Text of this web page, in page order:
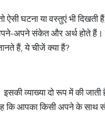
घटना या वस्तुएं भी दिखती
अपने संकेत और अर्थ होते हैं।
हैं, ये चीजें क्या हैं?
व्याख्या दो रूप में की
यह कि आपका किसी अपने के